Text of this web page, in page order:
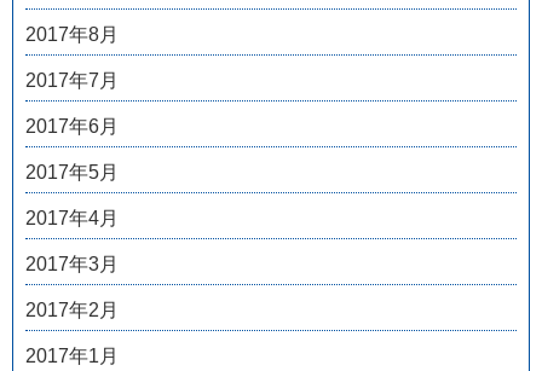
2017年8月
2017年7月
2017年6月
2017年5月
2017年4月
2017年3月
2017年2月
2017年1月